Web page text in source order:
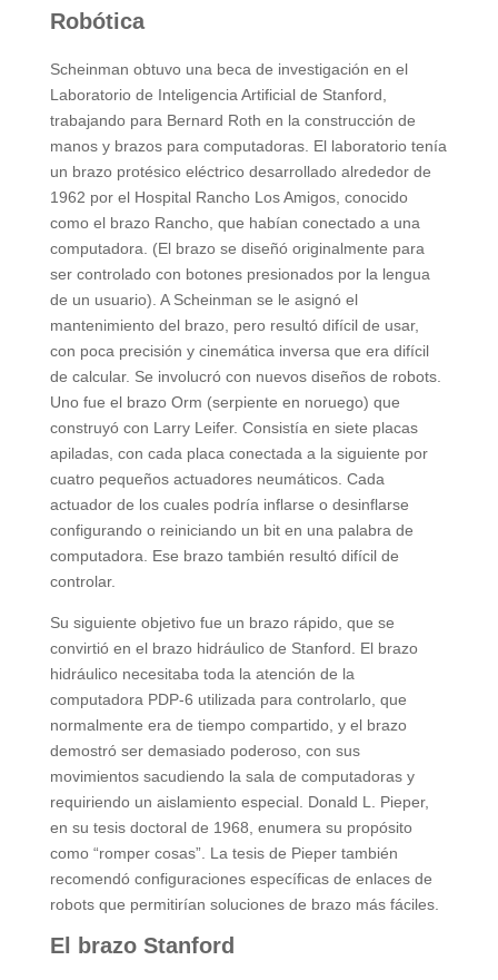
Robótica
Scheinman obtuvo una beca de investigación en el
Laboratorio de Inteligencia Artificial de Stanford,
trabajando para Bernard Roth en la construcción de
manos y brazos para computadoras. El laboratorio tenía
un brazo protésico eléctrico desarrollado alrededor de
1962 por el Hospital Rancho Los Amigos, conocido
como el brazo Rancho, que habían conectado a una
computadora. (El brazo se diseñó originalmente para
ser controlado con botones presionados por la lengua
de un usuario). A Scheinman se le asignó el
mantenimiento del brazo, pero resultó difícil de usar,
con poca precisión y cinemática inversa que era difícil
de calcular. Se involucró con nuevos diseños de robots.
Uno fue el brazo Orm (serpiente en noruego) que
construyó con Larry Leifer. Consistía en siete placas
apiladas, con cada placa conectada a la siguiente por
cuatro pequeños actuadores neumáticos. Cada
actuador de los cuales podría inflarse o desinflarse
configurando o reiniciando un bit en una palabra de
computadora. Ese brazo también resultó difícil de
controlar.
Su siguiente objetivo fue un brazo rápido, que se
convirtió en el brazo hidráulico de Stanford. El brazo
hidráulico necesitaba toda la atención de la
computadora PDP-6 utilizada para controlarlo, que
normalmente era de tiempo compartido, y el brazo
demostró ser demasiado poderoso, con sus
movimientos sacudiendo la sala de computadoras y
requiriendo un aislamiento especial. Donald L. Pieper,
en su tesis doctoral de 1968, enumera su propósito
como “romper cosas”. La tesis de Pieper también
recomendó configuraciones específicas de enlaces de
robots que permitirían soluciones de brazo más fáciles.
El brazo Stanford